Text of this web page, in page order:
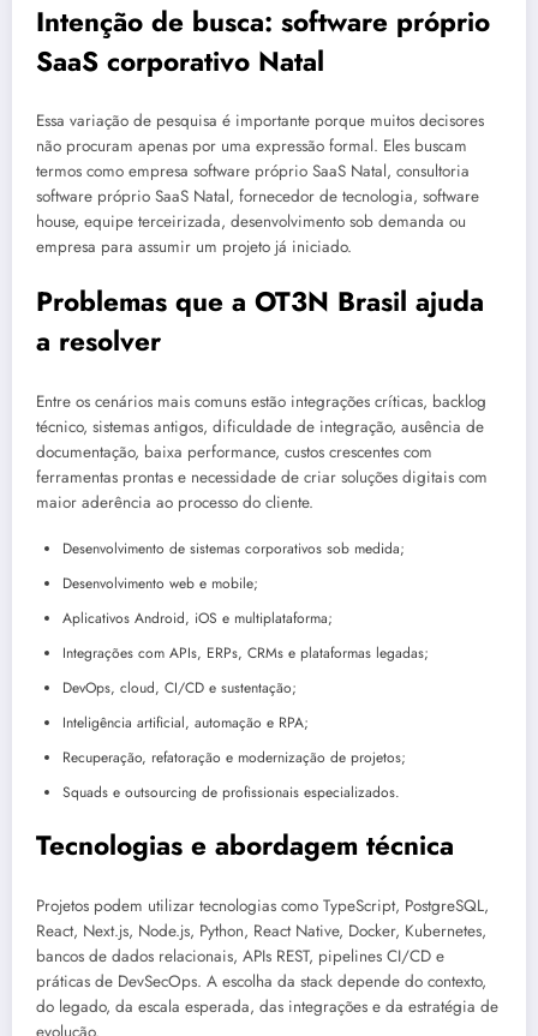
Intenção de busca: software próprio
SaaS corporativo Natal
Essa variação de pesquisa é importante porque muitos decisores
não procuram apenas por uma expressão formal. Eles buscam
termos como empresa software próprio SaaS Natal, consultoria
software próprio SaaS Natal, fornecedor de tecnologia, software
house, equipe terceirizada, desenvolvimento sob demanda ou
empresa para assumir um projeto já iniciado.
Problemas que a OT3N Brasil ajuda
a resolver
Entre os cenários mais comuns estão integrações críticas, backlog
técnico, sistemas antigos, dificuldade de integração, ausência de
documentação, baixa performance, custos crescentes com
ferramentas prontas e necessidade de criar soluções digitais com
maior aderência ao processo do cliente.
Desenvolvimento de sistemas corporativos sob medida;
Desenvolvimento web e mobile;
Aplicativos Android, iOS e multiplataforma;
Integrações com APIs, ERPs, CRMs e plataformas legadas;
DevOps, cloud, CI/CD e sustentação;
Inteligência artificial, automação e RPA;
Recuperação, refatoração e modernização de projetos;
Squads e outsourcing de profissionais especializados.
Tecnologias e abordagem técnica
Projetos podem utilizar tecnologias como TypeScript, PostgreSQL,
React, Next.js, Node.js, Python, React Native, Docker, Kubernetes,
bancos de dados relacionais, APIs REST, pipelines CI/CD e
práticas de DevSecOps. A escolha da stack depende do contexto,
do legado, da escala esperada, das integrações e da estratégia de
evolução.